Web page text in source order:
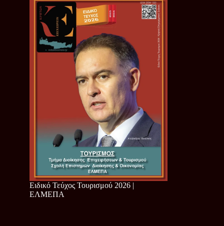
Ειδικό Τεύχος Τουρισμού 2026 |
ΕΛΜΕΠΑ